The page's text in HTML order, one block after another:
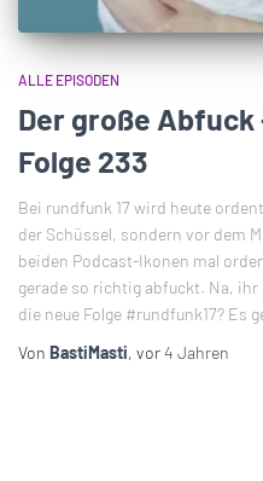
ALLE EPISODEN
Der große Abfuck
Folge 233
Bei rundfunk 17 wird heute
der Schüssel, sondern vor dem
beiden Podcast-Ikonen mal
gerade so richtig abfuckt. Na, ihr
die neue Folge #rundfunk17? Es
Von BastiMasti, vor4 Jahren